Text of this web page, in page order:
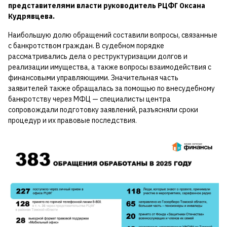
представителями власти руководитель РЦФГ Оксана
Кудрявцева.
Наибольшую долю обращений составили вопросы, связанные
с банкротством граждан. В судебном порядке
рассматривались дела о реструктуризации долгов и
реализации имущества, а также вопросы взаимодействия с
финансовыми управляющими. Значительная часть
заявителей также обращалась за помощью по внесудебному
банкротству через МФЦ — специалисты центра
сопровождали подготовку заявлений, разъясняли сроки
процедур и их правовые последствия.